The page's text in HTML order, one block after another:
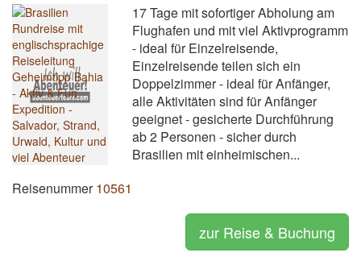
17 Tage mit sofortiger Abholung am
Flughafen und mit viel Aktivprogramm
- ideal für Einzelreisende,
Einzelreisende teilen sich ein
Doppelzimmer - ideal für Anfänger,
alle Aktivitäten sind für Anfänger
geeignet - gesicherte Durchführung
ab 2 Personen - sicher durch
Brasilien mit einheimischen...
Reisenummer10561
zur Reise & Buchung